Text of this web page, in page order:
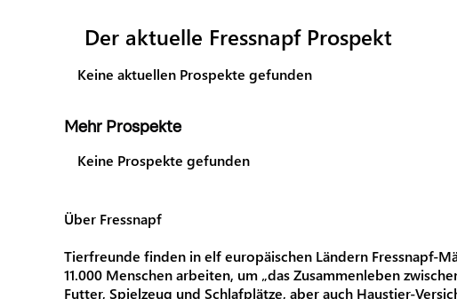
Der aktuelle Fressnapf Prospekt
Keine aktuellen Prospekte gefunden
Mehr Prospekte
Keine Prospekte gefunden
Über Fressnapf
Tierfreunde finden in elf europäischen Ländern Fressnapf-
11.000 Menschen arbeiten, um „das Zusammenleben
Futter, Spielzeug und Schlafplätze, aber auch Haustier-